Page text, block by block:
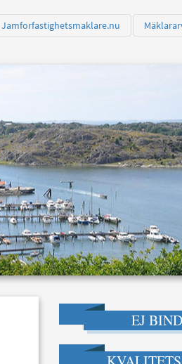
Jamforfastighetsmaklare.nu
EJ